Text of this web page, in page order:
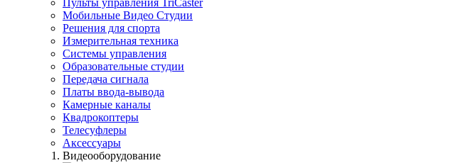
Пульты управления TriCaster
Мобильные Видео Студии
Решения для спорта
Измерительная техника
Системы управления
Образовательные студии
Передача сигнала
Платы ввода-вывода
Камерные каналы
Квадрокоптеры
Телесуфлеры
Аксессуары
Видеооборудование